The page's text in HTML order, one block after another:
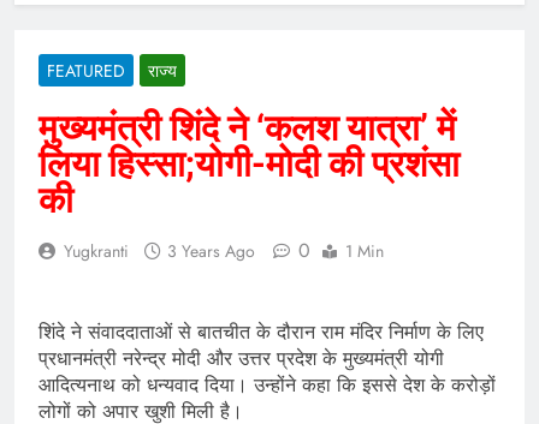
FEATURED राज्य
मुख्यमंत्री शिंदे ने ‘कलश यात्रा’ में
लिया हिस्सा;योगी-मोदी की प्रशंसा
की
Yugkranti 3 Years Ago 0 1 Min
शिंदे ने संवाददाताओं से बातचीत के दौरान राम मंदिर निर्माण के लिए
प्रधानमंत्री नरेन्द्र मोदी और उत्तर प्रदेश के मुख्यमंत्री योगी
आदित्यनाथ को धन्यवाद दिया। उन्होंने कहा कि इससे देश के करोड़ों
लोगों को अपार खुशी मिली है।